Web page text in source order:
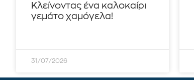
Κλείνοντας ένα καλοκαίρι
γεμάτο χαμόγελα!
31/07/2026